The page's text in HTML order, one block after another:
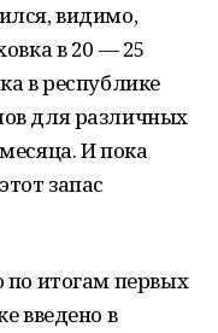
видимо,
в 20 — 25
в республике
для различных
И пока
запас
итогам первых
введено в